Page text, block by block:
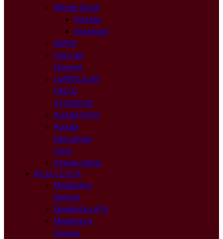
Allende Social
Youtube
Instagram
NOIPA
Carta del
Docente
CURRICULUM
DELLO
STUDENTE
Portale PCTO
Portale
Educazione
Civica
Istanze Online
MODULISTICA
Modulistica
Genitori
Modulistica ATA
Modulistica
Docenti